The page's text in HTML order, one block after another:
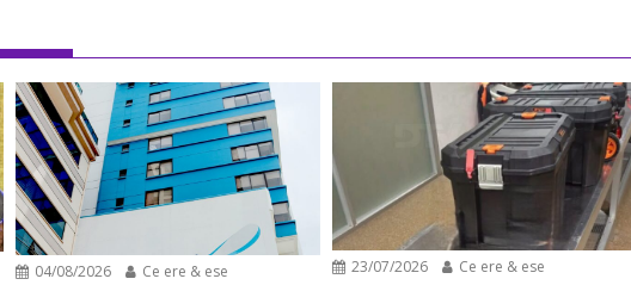
04/08/2026 Ce ere & ese 23/07/2026 Ce ere & ese